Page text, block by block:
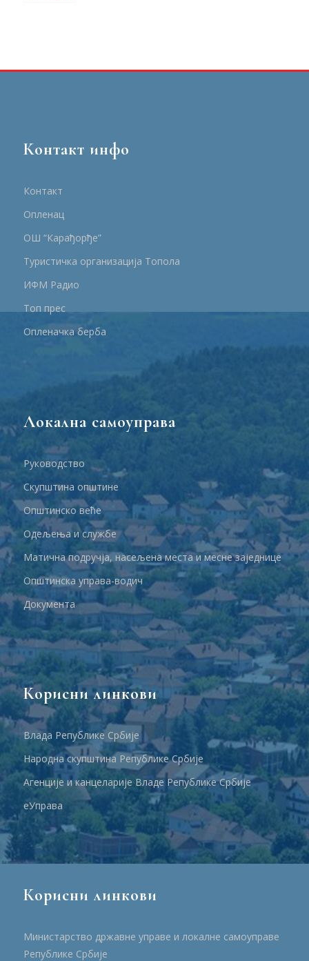
Контакт инфо
Контакт
Опленац
ОШ “Карађорђе”
Туристичка организација Топола
ИФМ Радио
Топ прес
Опленачка берба
Локална самоуправа
Руководство
Скупштина општине
Општинско веће
Одељења и службе
Матична подручја, насељена места и месне заједнице
Општинска управа-водич
Документа
Корисни линкови
Влада Републике Србије
Народна скупштина Републике Србије
Агенције и канцеларије Владе Републике Србије
еУправа
Корисни линкови
Министарство државне управе и локалне самоуправе
Републике Србије